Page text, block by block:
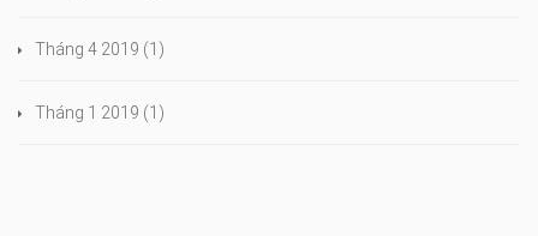
Tháng 4 2019 (1)
Tháng 1 2019 (1)